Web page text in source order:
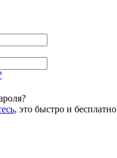
, это быстро и бесплатно